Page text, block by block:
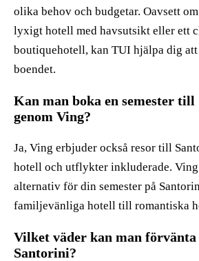
olika behov och budgetar. Oavsett
lyxigt hotell med havsutsikt eller ett
boutiquehotell, kan TUI hjälpa dig
boendet.
Kan man boka en semester
genom Ving?
Ja, Ving erbjuder också resor till
hotell och utflykter inkluderade.
alternativ för din semester på
familjevänliga hotell till romantiska
Vilket väder kan man förvänta
Santorini?